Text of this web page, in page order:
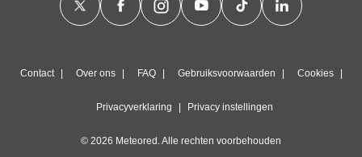
Contact Over ons FAQ Gebruiksvoorwaarden Cookies
Privacyverklaring Privacy instellingen
© 2026 Meteored. Alle rechten voorbehouden